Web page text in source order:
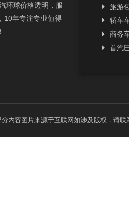
环球价格透明，服
10年专注专业值得
旅游
轿车
商务
首汽
内容图片来源于互联网如涉及版权，请联